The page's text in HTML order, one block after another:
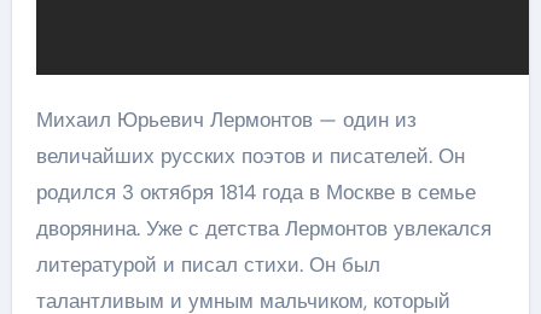
Михаил Юрьевич Лермонтов — один из
величайших русских поэтов и писателей. Он
родился 3 октября 1814 года в Москве в семье
дворянина. Уже с детства Лермонтов увлекался
литературой и писал стихи. Он был
талантливым и умным мальчиком, который